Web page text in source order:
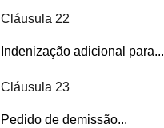
Cláusula 22
Indenização adicional para...
Cláusula 23
Pedido de demissão...